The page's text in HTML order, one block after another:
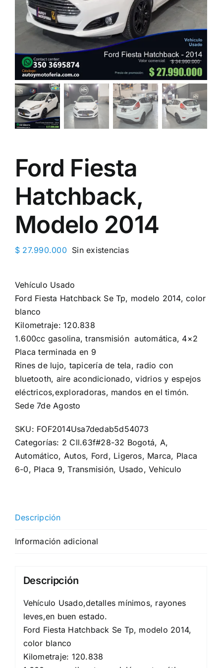
Ford Fiesta
Hatchback,
Modelo 2014
$ 27.990.000 Sin existencias
Vehículo Usado
Ford Fiesta Hatchback Se Tp, modelo 2014, color
blanco
Kilometraje: 120.838
1.600cc gasolina, transmisión automática, 4×2
Placa terminada en 9
Rines de lujo, ️tapicería de tela, radio con
bluetooth,️ aire acondicionado, vidrios y espejos
eléctricos,️exploradoras, mandos en el timón.
Sede 7de Agosto
SKU: FOF2014Usa7dedab5d54073
Categorías: 2 Cll.63f#28-32 Bogotá, A,
Automático, Autos, Ford, Ligeros, Marca, Placa
6-0, Placa 9,Transmisión, Usado,Vehiculo
Descripción
Información adicional
Descripción
Vehículo Usado,detalles mínimos, rayones
leves,en buen estado.
Ford Fiesta Hatchback Se Tp, modelo 2014,
color blanco
Kilometraje: 120.838